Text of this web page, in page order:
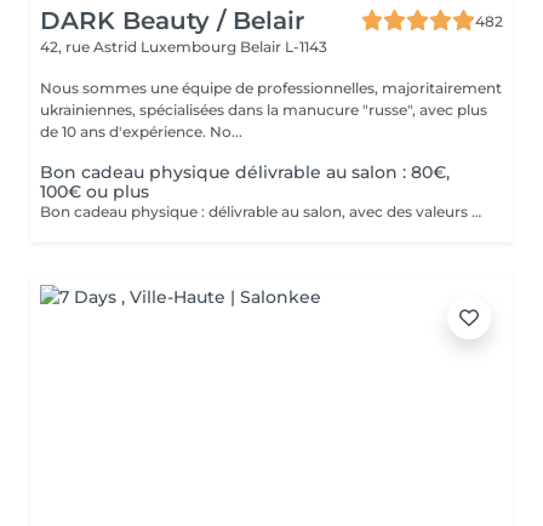
DARK Beauty / Belair
482
42, rue Astrid Luxembourg Belair L-1143
Nous sommes une équipe de professionnelles, majoritairement
ukrainiennes, spécialisées dans la manucure "russe", avec plus
de 10 ans d'expérience. No...
Bon cadeau physique délivrable au salon : 80€,
100€ ou plus
Bon cadeau physique : délivrable au salon, avec des valeurs possibles de 80€, 100€ ou plus de 100€. Bon cadeau électronique : délivrable par email, avec une valeur à choisir librement, à acheter directement sur ce site internet. Nos bons cadeaux sont valables sur tous nos services et peuvent être utilisés en plusieurs fois.